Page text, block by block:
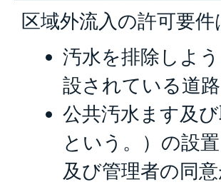
区域外流入の許可要
汚水を排除しよ
設されている道
公共汚水ます及
という。）の設
及び管理者の同